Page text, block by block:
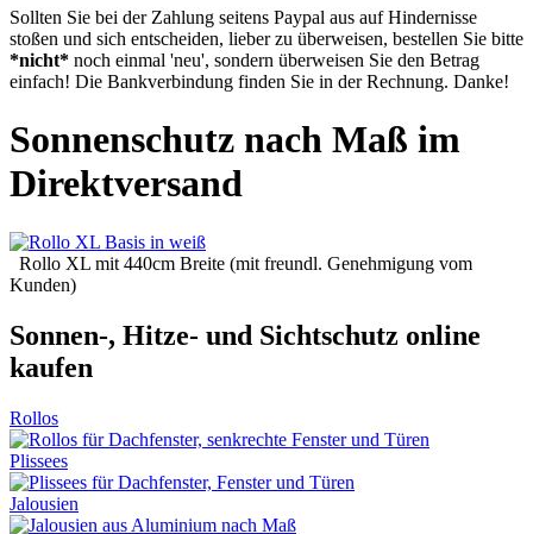
Sollten Sie bei der Zahlung seitens Paypal aus auf Hindernisse
stoßen und sich entscheiden, lieber zu überweisen, bestellen Sie bitte
*nicht* noch einmal 'neu', sondern überweisen Sie den Betrag
einfach! Die Bankverbindung finden Sie in der Rechnung. Danke!
Sonnenschutz nach Maß im
Direktversand
Rollo XL mit 440cm Breite (mit freundl. Genehmigung vom
Kunden)
Sonnen-, Hitze- und Sichtschutz online
kaufen
Rollos
Plissees
Jalousien